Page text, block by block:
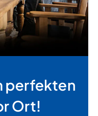
perfekten
Ort!